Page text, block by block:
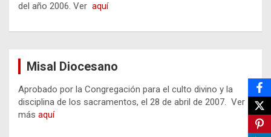
del año 2006. Ver aquí
Misal Diocesano
Aprobado por la Congregación para el culto divino y la
disciplina de los sacramentos, el 28 de abril de 2007. Ver
más aquí